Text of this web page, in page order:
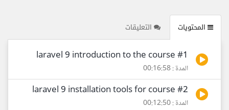
المحتويات التعليقات
#1 laravel 9 introduction to the course
المدة : 00:16:58
#2 laravel 9 installation tools for course
المدة : 00:12:50